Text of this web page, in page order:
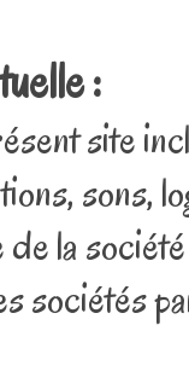
:
site
sons,
la
sociétés